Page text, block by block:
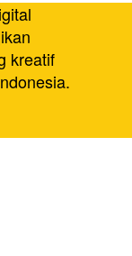
kreatif